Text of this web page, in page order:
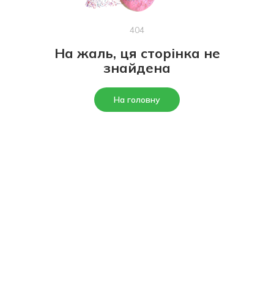
404
На жаль, ця сторінка не
знайдена
На головну